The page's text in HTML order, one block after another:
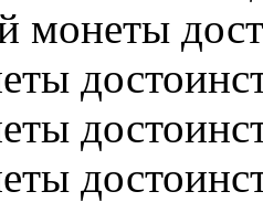
монеты